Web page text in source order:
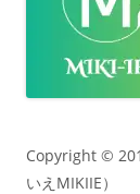
テ
Copyright ©
いえMIKIIE）